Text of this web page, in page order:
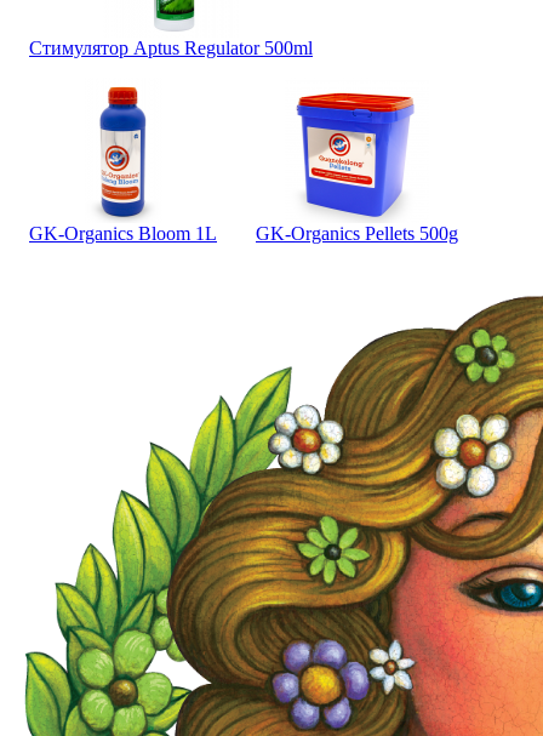
Стимулятор Aptus Regulator 500ml
GK-Organics Bloom 1L GK-Organics Pellets 500g